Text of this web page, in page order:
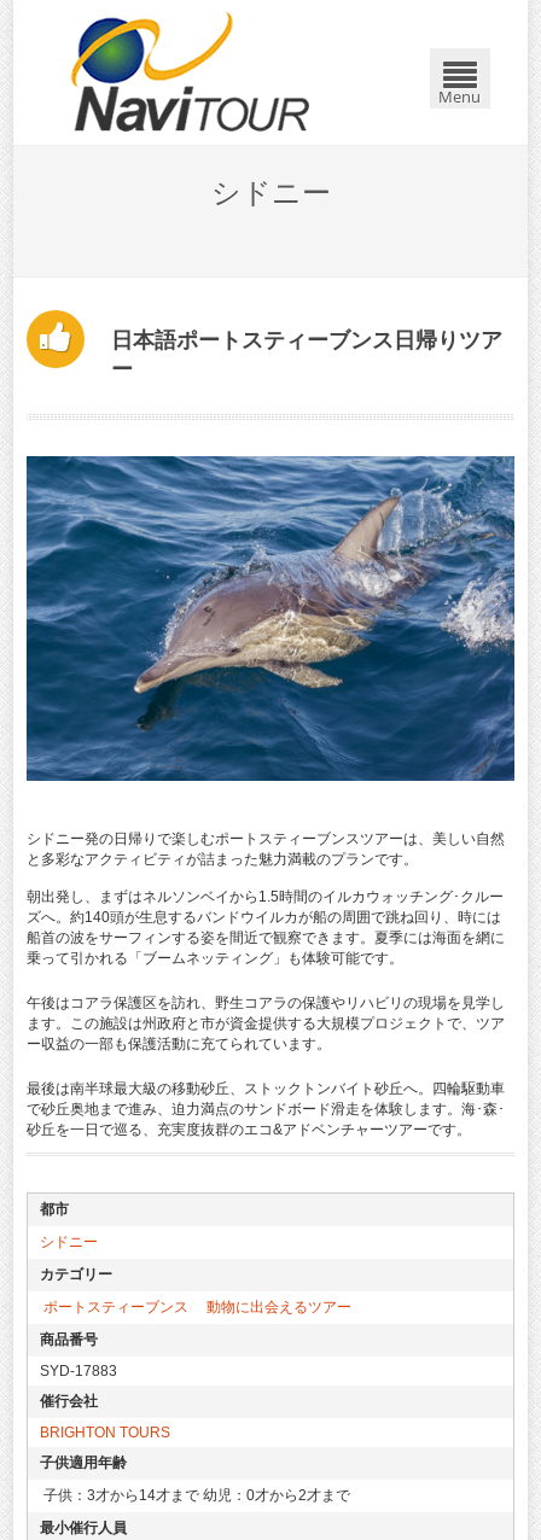
Menu
シドニー
日本語ポートスティーブンス日帰りツア
ー
シドニー発の日帰りで楽しむポートスティーブンスツアーは、美しい自然
と多彩なアクティビティが詰まった魅力満載のプランです。
朝出発し、まずはネルソンベイから1.5時間のイルカウォッチング･クルー
ズへ。約140頭が生息するバンドウイルカが船の周囲で跳ね回り、時には
船首の波をサーフィンする姿を間近で観察できます。夏季には海面を網に
乗って引かれる「ブームネッティング」も体験可能です。
午後はコアラ保護区を訪れ、野生コアラの保護やリハビリの現場を見学し
ます。この施設は州政府と市が資金提供する大規模プロジェクトで、ツア
ー収益の一部も保護活動に充てられています。
最後は南半球最大級の移動砂丘、ストックトンバイト砂丘へ。四輪駆動車
で砂丘奥地まで進み、迫力満点のサンドボード滑走を体験します。海･森･
砂丘を一日で巡る、充実度抜群のエコ&アドベンチャーツアーです。
都市
シドニー
カテゴリー
ポートスティーブンス
動物に出会えるツアー
商品番号
SYD-17883
催行会社
BRIGHTON TOURS
子供適用年齢
子供：3才から14才まで 幼児：0才から2才まで
最小催行人員